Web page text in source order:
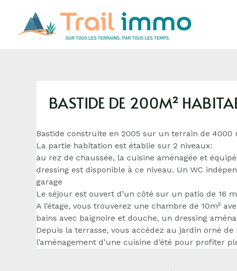
BASTIDE DE 200M²
Bastide construite en 2005 sur un terrain de 4000
La partie habitation est établie sur 2 niveaux:
au rez de chaussée, la cuisine aménagée et
dressing est disponible à ce niveau. Un WC
garage
Le séjour est ouvert d’un côté sur un patio de 16
A l’étage, vous trouverez une chambre de 10m²
bains avec baignoire et douche, un dressing
Depuis la terrasse, vous accédez au jardin orné
l’aménagement d’une cuisine d’été pour profiter